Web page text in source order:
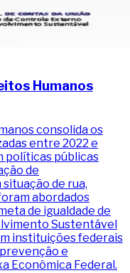
Humanos
consolida os
entre 2022 e
políticas públicas
de
de rua,
abordados
de igualdade de
Sustentável
instituições federais
e
Econômica Federal.